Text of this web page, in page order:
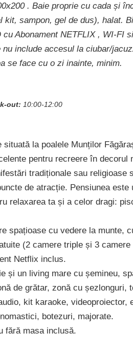
. Baie proprie cu cada și
kit, sampon, gel de dus), halat.
Abonament NETFLIX , WI-FI
include accesul la ciubar/
se face cu o zi inainte, minim.
out: 10:00-12:00
la poalele Munților
pentru recreere în
tradiționale sau
de atracție. Pensiunea
relaxarea ta și a celor dragi:
spațioase cu vedere la munte,
(2 camere triple și 3
Netflix inclus.
și un living mare cu șemineu,
de grătar, zonă cu șezlonguri,
kit karaoke, videoproiector,
botezuri, majorate.
fără masa inclusă.